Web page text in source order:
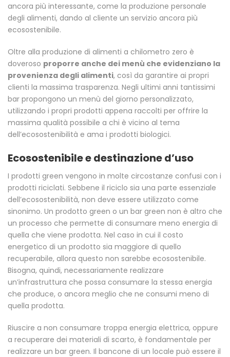
ancora più interessante, come la produzione personale
degli alimenti, dando al cliente un servizio ancora più
ecosostenibile.
Oltre alla produzione di alimenti a chilometro zero è
doveroso proporre anche dei menù che evidenziano la
provenienza degli alimenti, così da garantire ai propri
clienti la massima trasparenza. Negli ultimi anni tantissimi
bar propongono un menù del giorno personalizzato,
utilizzando i propri prodotti appena raccolti per offrire la
massima qualità possibile a chi è vicino al tema
dell’ecosostenibilità e ama i prodotti biologici.
Ecosostenibile e destinazione d’uso
I prodotti green vengono in molte circostanze confusi con i
prodotti riciclati. Sebbene il riciclo sia una parte essenziale
dell’ecosostenibilità, non deve essere utilizzato come
sinonimo. Un prodotto green o un bar green non è altro che
un processo che permette di consumare meno energia di
quella che viene prodotta. Nel caso in cui il costo
energetico di un prodotto sia maggiore di quello
recuperabile, allora questo non sarebbe ecosostenibile.
Bisogna, quindi, necessariamente realizzare
un’infrastruttura che possa consumare la stessa energia
che produce, o ancora meglio che ne consumi meno di
quella prodotta.
Riuscire a non consumare troppa energia elettrica, oppure
a recuperare dei materiali di scarto, è fondamentale per
realizzare un bar green. Il bancone di un locale può essere il